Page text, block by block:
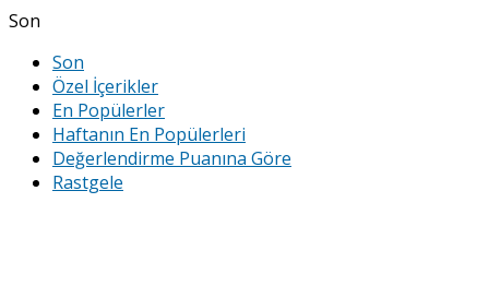
Son
Son
Özel İçerikler
En Popülerler
Haftanın En Popülerleri
Değerlendirme Puanına Göre
Rastgele